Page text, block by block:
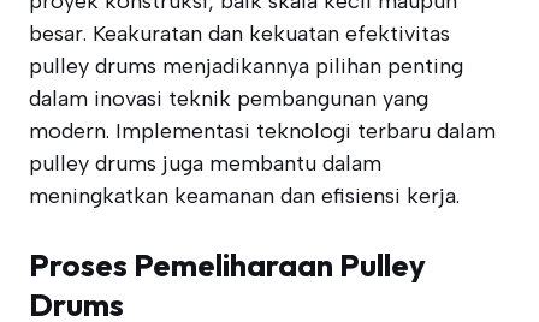
besar. Keakuratan dan kekuatan efektivitas
pulley drums menjadikannya pilihan penting
dalam inovasi teknik pembangunan yang
modern. Implementasi teknologi terbaru dalam
pulley drums juga membantu dalam
meningkatkan keamanan dan efisiensi kerja.
Proses Pemeliharaan Pulley
Drums